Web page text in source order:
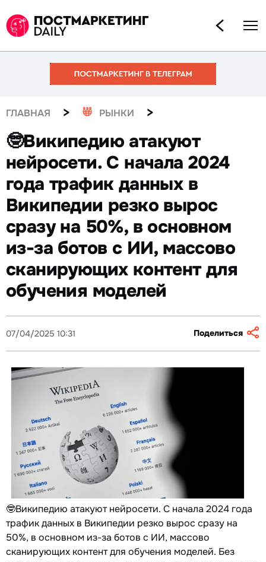
ГЛАВНАЯ > РЫНКИ >
🤓Википедию атакуют
нейросети. С начала 2024
года трафик данных в
Википедии резко вырос
сразу на 50%, в основном
из-за ботов с ИИ, массово
сканирующих контент для
обучения моделей
07/04/2025 10:31 Поделиться
🤓Википедию атакуют нейросети. С начала 2024 года
трафик данных в Википедии резко вырос сразу на
50%, в основном из-за ботов с ИИ, массово
сканирующих контент для обучения моделей. Без